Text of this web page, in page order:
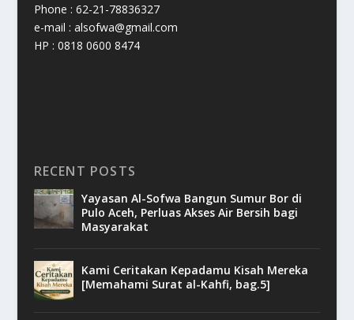
Phone : 62-21-78836327
e-mail : alsofwa@gmail.com
HP : 0818 0600 8474
RECENT POSTS
Yayasan Al-Sofwa Bangun Sumur Bor di
Pulo Aceh, Perluas Akses Air Bersih bagi
Masyarakat
Kami Ceritakan Kepadamu Kisah Mereka
[Memahami Surat al-Kahfi, bag.5]